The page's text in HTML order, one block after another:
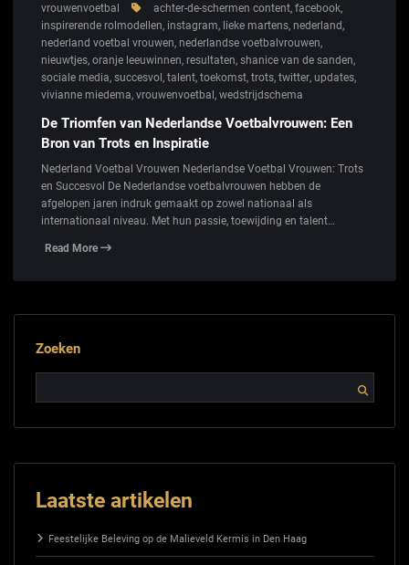
vrouwenvoetbal achter-de-schermen content, facebook,
inspirerende rolmodellen, instagram, lieke martens, nederland,
nederland voetbal vrouwen, nederlandse voetbalvrouwen,
nieuwtjes, oranje leeuwinnen, resultaten, shanice van de sanden,
sociale media, succesvol, talent, toekomst, trots, twitter, updates,
vivianne miedema, vrouwenvoetbal, wedstrijdschema
De Triomfen van Nederlandse Voetbalvrouwen: Een
Bron van Trots en Inspiratie
Nederland Voetbal Vrouwen Nederlandse Voetbal Vrouwen: Trots
en Succesvol De Nederlandse voetbalvrouwen hebben de
afgelopen jaren indruk gemaakt op zowel nationaal als
internationaal niveau. Met hun passie, toewijding en talent…
Read More
Zoeken
Laatste artikelen
Feestelijke Beleving op de Malieveld Kermis in Den Haag